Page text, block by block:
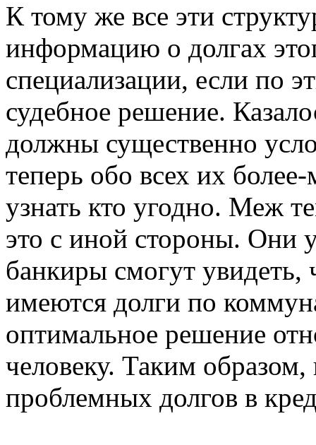
К тому же все эти
информацию о долгах
специализации, если по
судебное решение.
должны существенно
теперь обо всех их
узнать кто угодно. Меж
это с иной стороны. Они
банкиры смогут увидеть,
имеются долги по
оптимальное решение
человеку. Таким образом,
проблемных долгов в